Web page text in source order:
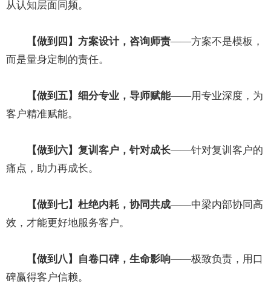
从认知层面同频。
【做到四】方案设计，咨询师责——方案不是模板，
而是量身定制的责任。
【做到五】细分专业，导师赋能——用专业深度，为
客户精准赋能。
【做到六】复训客户，针对成长——针对复训客户的
痛点，助力再成长。
【做到七】杜绝内耗，协同共成——中梁内部协同高
效，才能更好地服务客户。
【做到八】自卷口碑，生命影响——极致负责，用口
碑赢得客户信赖。